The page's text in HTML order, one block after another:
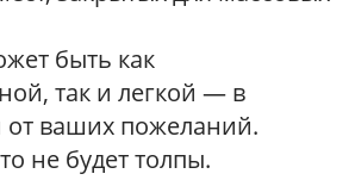
быть как
так и легкой — в
от ваших пожеланий.
не будет толпы.